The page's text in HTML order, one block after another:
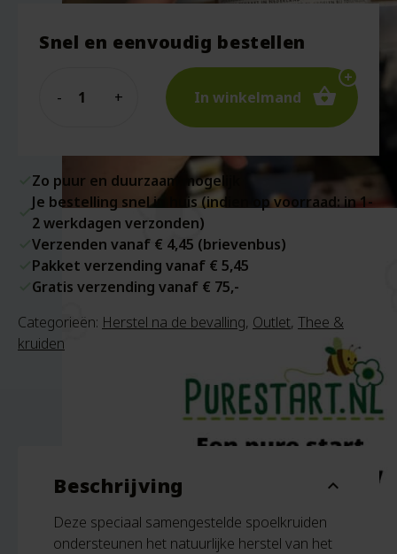
Snel en eenvoudig bestellen
In winkelmand
Zo puur en duurzaam mogelijk
Je bestelling snel in huis (indien op voorraad: in 1-
2 werkdagen verzonden)
Verzenden vanaf € 4,45 (brievenbus)
Pakket verzending vanaf € 5,45
Gratis verzending vanaf € 75,-
Categorieën: Herstel na de bevalling, Outlet, Thee &
kruiden
Beschrijving expand_more
Deze speciaal samengestelde spoelkruiden
ondersteunen het natuurlijke herstel van het